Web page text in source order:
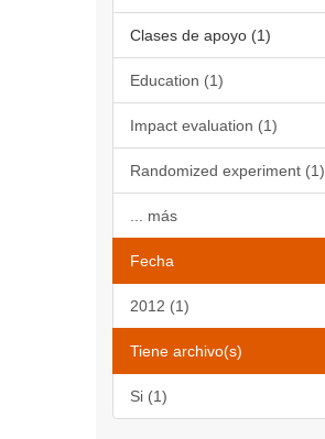
Clases de apoyo (1)
Education (1)
Impact evaluation (1)
Randomized experiment (1)
... más
Fecha
2012 (1)
Tiene archivo(s)
Si (1)